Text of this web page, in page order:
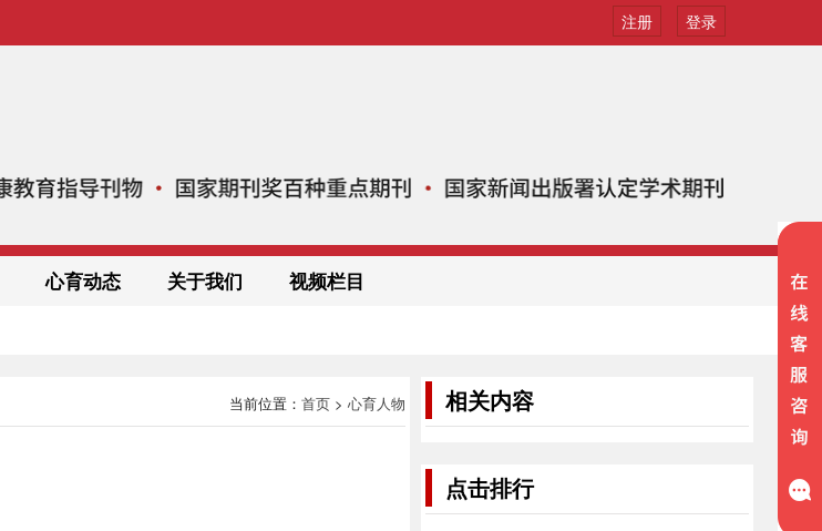
注册 登录
心育动态 关于我们 视频栏目
当前位置： 首页 > 心育人物 相关内容
点击排行